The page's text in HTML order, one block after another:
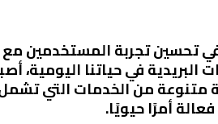
في تحسين تجربة
البريدية في حياتنا
متنوعة من الخدمات التي
أمرًا حيويًا.